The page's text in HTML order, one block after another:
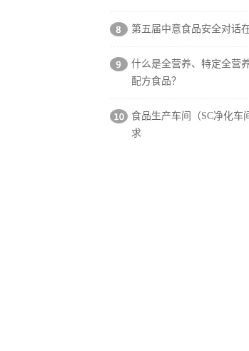
第五届中意食品安全对话
什么是全营养、特定全营
配方食品？
食品生产车间（SC净化车
求